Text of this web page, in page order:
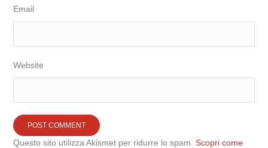
Email
Website
Questo sito utilizza Akismet per ridurre lo spam.Scopri come